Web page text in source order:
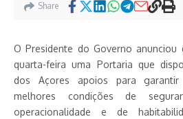
Share
O Presidente do Governo
quarta-feira uma Portaria que
dos Açores apoios para garantir
melhores condições de
operacionalidade e de